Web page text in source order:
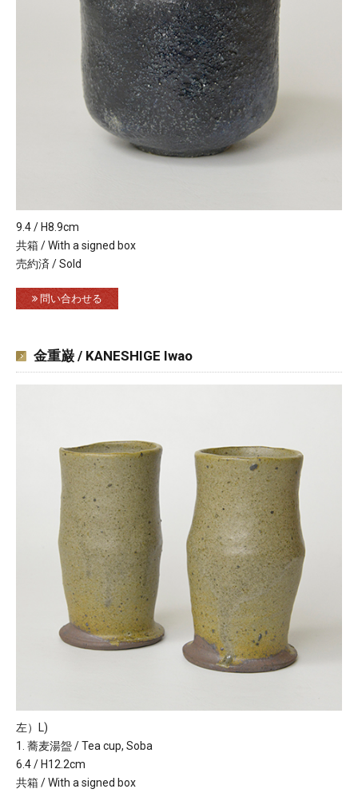
9.4 / H8.9cm
共箱 / With a signed box
売約済 / Sold
問い合わせる
金重巌 / KANESHIGE Iwao
左）L)
1. 蕎麦湯盌 / Tea cup, Soba
6.4 / H12.2cm
共箱 / With a signed box